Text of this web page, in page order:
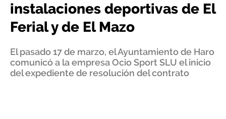
instalaciones deportivas de El
Ferial y de El Mazo
El pasado 17 de marzo, el Ayuntamiento de Haro
comunicó a la empresa Ocio Sport SLU el inicio
del expediente de resolución del contrato